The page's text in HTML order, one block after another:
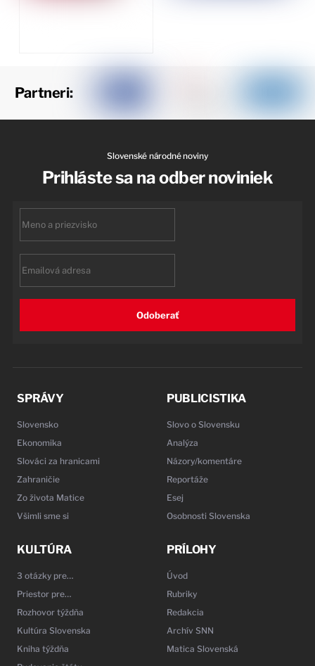
Partneri:
Slovenské národné noviny
Prihláste sa na odber noviniek
Odoberať
SPRÁVY
Slovensko
Ekonomika
Slováci za hranicami
Zahraničie
Zo života Matice
Všimli sme si
PUBLICISTIKA
Slovo o Slovensku
Analýza
Názory/komentáre
Reportáže
Esej
Osobnosti Slovenska
KULTÚRA
3 otázky pre…
Priestor pre…
Rozhovor týždňa
Kultúra Slovenska
Kniha týždňa
PRÍLOHY
Úvod
Rubriky
Redakcia
Archív SNN
Matica Slovenská